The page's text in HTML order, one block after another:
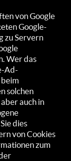
von Google
Google-
zu Servern
Wer das
Ad-
solchen
auch in
dies
von Cookies
zum